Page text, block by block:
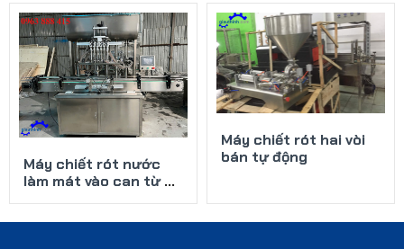
Máy chiết rót nước
làm mát vào can từ 5
Máy chiết rót hai vòi
bán tự động